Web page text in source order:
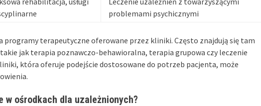
problemami psychicznymi
programy terapeutyczne oferowane przez kliniki. Często znajdują się tam
jak terapia poznawczo-behawioralna, terapia grupowa czy leczenie
która oferuje podejście dostosowane do potrzeb pacjenta, może
w ośrodkach dla uzależnionych?